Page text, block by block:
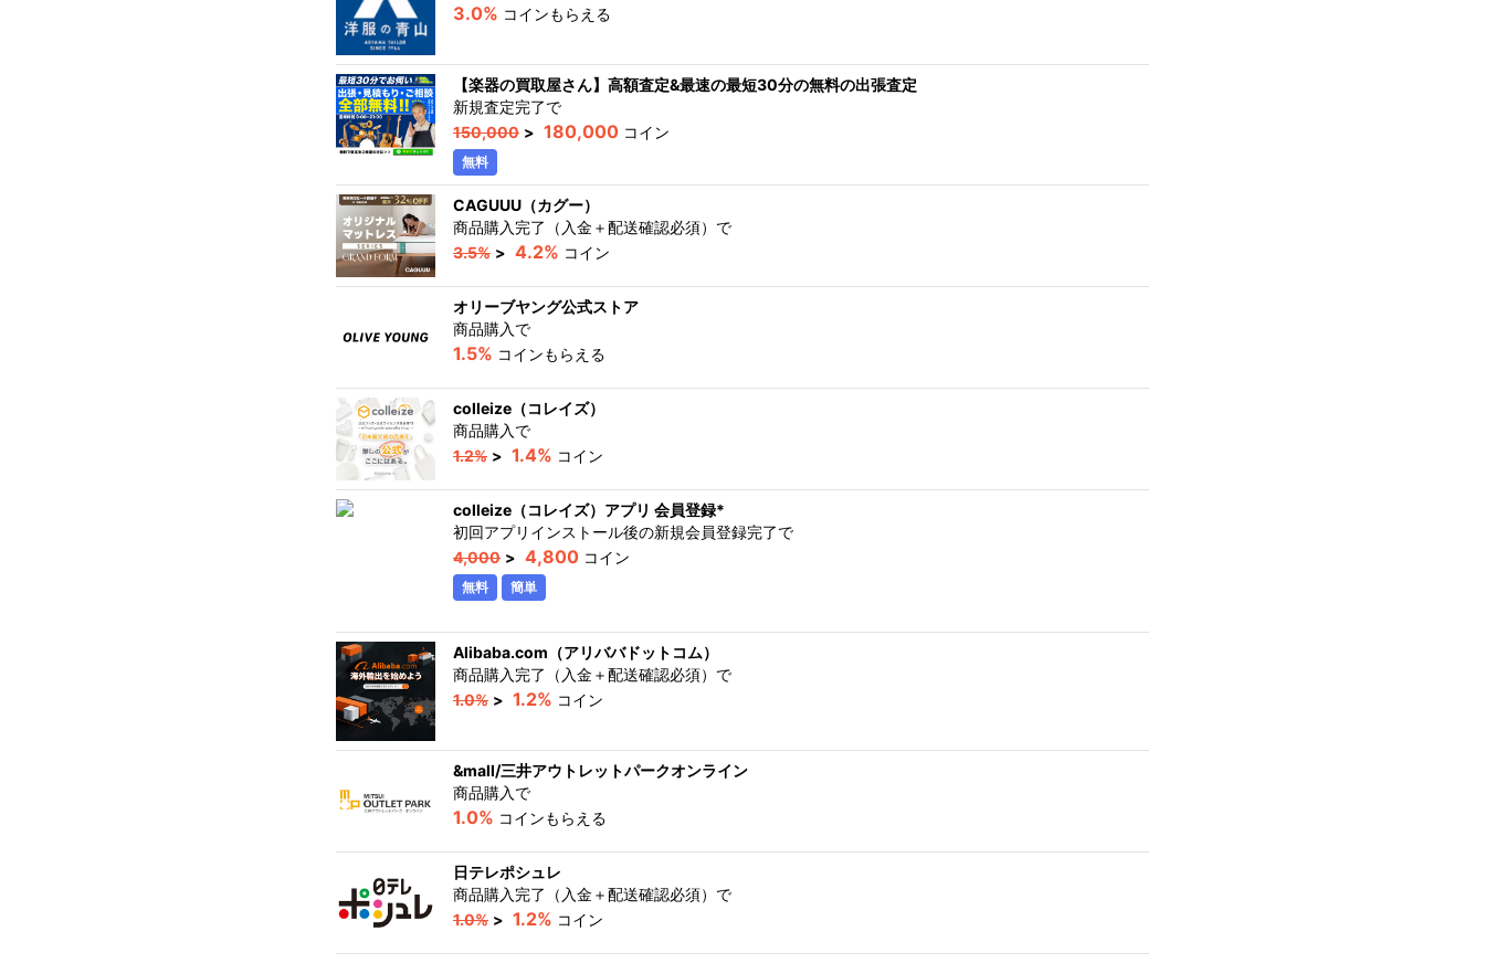
3.0% コインもらえる
【楽器の買取屋さん】高額査定&最速の最短30分の無料の出張査定
新規査定完了で
150,000 > 180,000 コイン
無料
CAGUUU（カグー）
商品購入完了（入金＋配送確認必須） で
3.5% > 4.2% コイン
オリーブヤング公式ストア
商品購入 で
1.5% コインもらえる
colleize（コレイズ）
商品購入 で
1.2% > 1.4% コイン
colleize（コレイズ）アプリ 会員登録*
初回アプリインストール後の新規会員登録完了で
4,000 > 4,800 コイン
無料 簡単
Alibaba.com（アリババドットコム）
商品購入完了（入金＋配送確認必須） で
1.0% > 1.2% コイン
&mall/三井アウトレットパークオンライン
商品購入 で
1.0% コインもらえる
日テレポシュレ
商品購入完了（入金＋配送確認必須） で
1.0% > 1.2% コイン